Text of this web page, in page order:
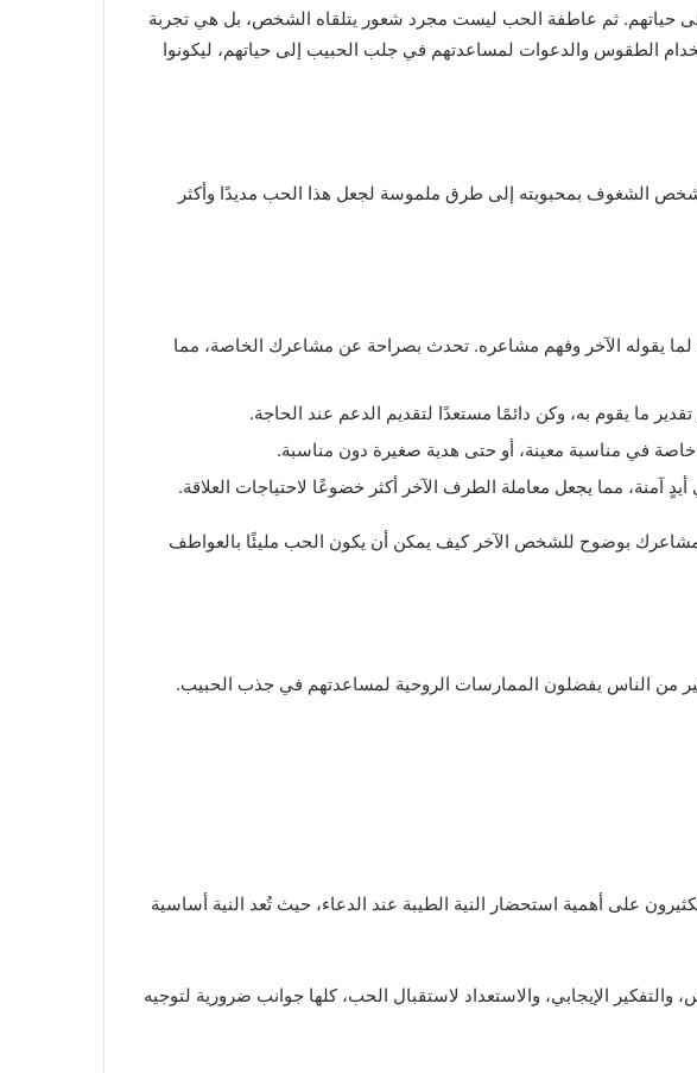
حياتهم. ثم عاطفة الحب ليست مجرد شعور يتلقاه الشخص، بل هي تجربة
الطقوس والدعوات لمساعدتهم في جلب الحبيب إلى حياتهم، ليكونوا
الشغوف بمحبوبته إلى طرق ملموسة لجعل هذا الحب مديدًا وأكثر
يقوله الآخر وفهم مشاعره. تحدث بصراحة عن مشاعرك الخاصة، مما
ما يقوم به، وكن دائمًا مستعدًا لتقديم الدعم عند الحاجة.
في مناسبة معينة، أو حتى هدية صغيرة دون مناسبة.
مما يجعل معاملة الطرف الآخر أكثر خضوعًا لاحتياجات العلاقة.
مشاعرك بوضوح للشخص الآخر كيف يمكن أن يكون الحب مليئًا بالعواطف
من الناس يفضلون الممارسات الروحية لمساعدتهم في جذب الحبيب.
على أهمية استحضار النية الطيبة عند الدعاء، حيث تُعد النية أساسية
الإيجابي، والاستعداد لاستقبال الحب، كلها جوانب ضرورية لتوجيه